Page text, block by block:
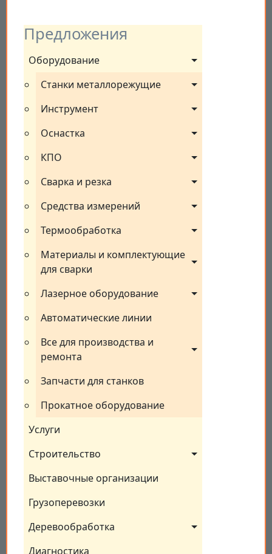
Предложения
Оборудование
Станки металлорежущие
Инструмент
Оснастка
КПО
Сварка и резка
Средства измерений
Термообработка
Материалы и комплектующие
для сварки
Лазерное оборудование
Автоматические линии
Все для производства и
ремонта
Запчасти для станков
Прокатное оборудование
Услуги
Строительство
Выставочные организации
Грузоперевозки
Деревообработка
Диагностика